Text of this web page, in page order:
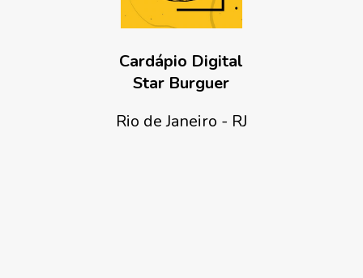
Cardápio Digital
Star Burguer
Rio de Janeiro - RJ